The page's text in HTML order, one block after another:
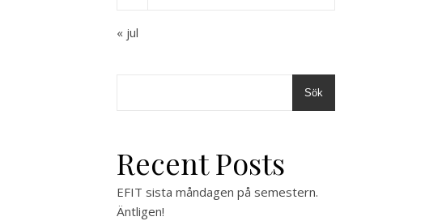
« jul
Sök
Recent Posts
EFIT sista måndagen på semestern.
Äntligen!